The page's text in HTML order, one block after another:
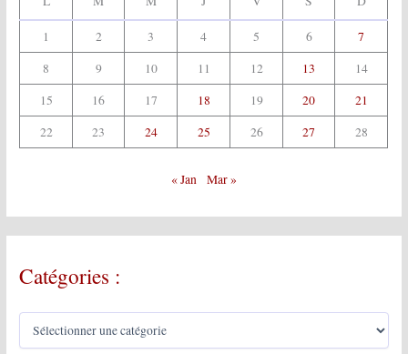
1 2 3 4 5 6
7
8
9 10 11 12 13
14
15
16 17 18 19 20
21
22
23 24 25 26 27 28
« Jan Mar »
Catégories :